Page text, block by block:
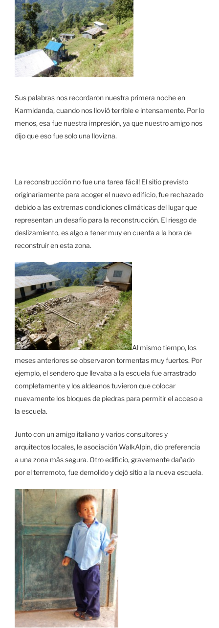
Sus palabras nos recordaron nuestra primera noche en
Karmidanda, cuando nos llovió terrible e intensamente. Por lo
menos, esa fue nuestra impresión, ya que nuestro amigo nos
dijo que eso fue solo una llovizna.
La reconstrucción no fue una tarea fácil! El sitio previsto
originariamente para acoger el nuevo edificio, fue rechazado
debido a las extremas condiciones climáticas del lugar que
representan un desafío para la reconstrucción. El riesgo de
deslizamiento, es algo a tener muy en cuenta a la hora de
reconstruir en esta zona.
Al mismo tiempo, los
meses anteriores se observaron tormentas muy fuertes. Por
ejemplo, el sendero que llevaba a la escuela fue arrastrado
completamente y los aldeanos tuvieron que colocar
nuevamente los bloques de piedras para permitir el acceso a
la escuela.
Junto con un amigo italiano y varios consultores y
arquitectos locales, le asociación WalkAlpin, dio preferencia
a una zona más segura. Otro edificio, gravemente dañado
por el terremoto, fue demolido y dejó sitio a la nueva escuela.